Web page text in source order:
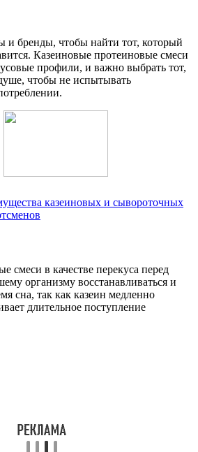
и бренды, чтобы найти тот, который
Казеиновые протеиновые смеси
профили, и важно выбрать тот,
чтобы не испытывать
казеиновых и сывороточных
смеси в качестве перекуса перед
организму восстанавливаться и
сна, так как казеин медленно
длительное поступление